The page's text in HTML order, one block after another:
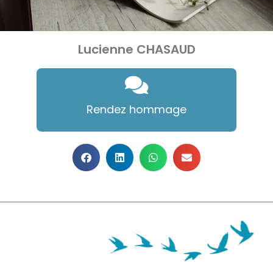
Lucienne CHASAUD
Rendez hommage